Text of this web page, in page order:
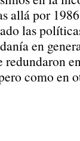
allá por
las
en
como en